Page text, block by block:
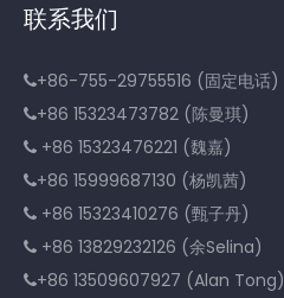
联系我们
+86-755-29755516 (固定电话)
+86 15323473782 (陈曼琪)
 +86 15323476221 (魏嘉)
+86 15999687130 (杨凯茜)
 +86 15323410276 (甄子丹)
 +86 13829232126 (余Selina)
+86 13509607927 (Alan Tong)